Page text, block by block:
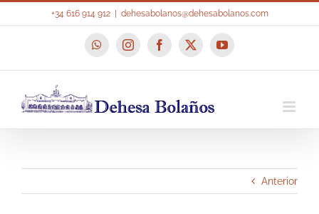
+34 616 914 912 dehesabolanos@dehesabolanos.com
WhatsAppInstagramFacebook
X YouTube
Anterior